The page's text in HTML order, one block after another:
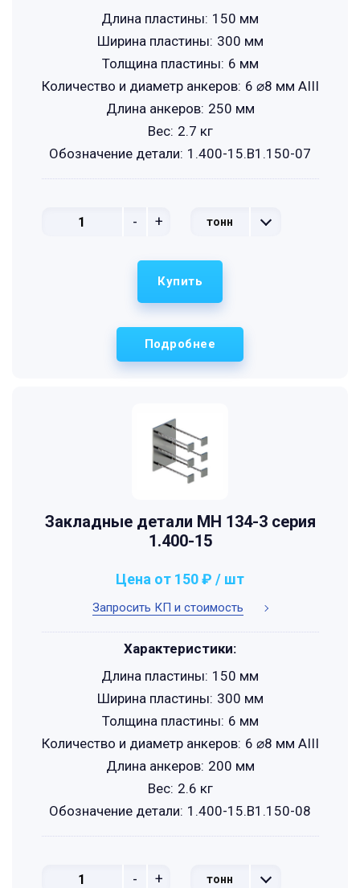
- + тонн
Длина пластины: 150 мм
Ширина пластины: 300 мм
Толщина пластины: 6 мм
Количество и диаметр анкеров: 6 ⌀8 мм АIII
Длина анкеров: 250 мм
Вес: 2.7 кг
Обозначение детали: 1.400-15.B1.150-07
Подробнее
Купить
Закладные детали МН 134-3 серия
1.400-15
Запросить КП и стоимость
Цена от 150 ₽ / шт
- + тонн
Характеристики:
Длина пластины: 150 мм
Ширина пластины: 300 мм
Толщина пластины: 6 мм
Количество и диаметр анкеров: 6 ⌀8 мм АIII
Длина анкеров: 200 мм
Вес: 2.6 кг
Обозначение детали: 1.400-15.B1.150-08